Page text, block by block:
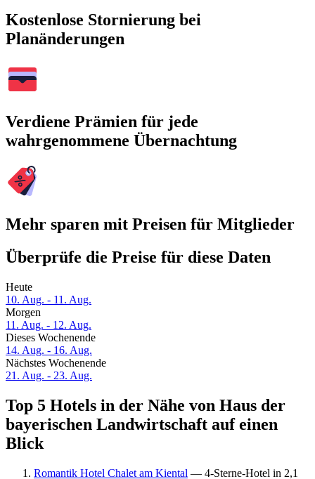
Kostenlose Stornierung bei
Planänderungen
Verdiene Prämien für jede
wahrgenommene Übernachtung
Mehr sparen mit Preisen für Mitglieder
Überprüfe die Preise für diese Daten
Heute
10. Aug. - 11. Aug.
Morgen
11. Aug. - 12. Aug.
Dieses Wochenende
14. Aug. - 16. Aug.
Nächstes Wochenende
21. Aug. - 23. Aug.
Top 5 Hotels in der Nähe von Haus der
bayerischen Landwirtschaft auf einen
Blick
Romantik Hotel Chalet am Kiental — 4-Sterne-Hotel in 2,1